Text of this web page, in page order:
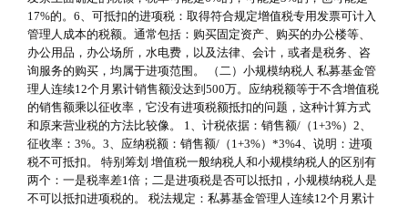
17%的。6、可抵扣的进项税：取得符合规定增值税专用发票可计入
管理人成本的税额。通常包括：购买固定资产、购买的办公楼等、
办公用品，办公场所，水电费，以及法律、会计，或者是税务、咨
询服务的购买，均属于进项范围。 （二）小规模纳税人 私募基金管
理人连续12个月累计销售额没达到500万。应纳税额等于不含增值税
的销售额乘以征收率，它没有进项税额抵扣的问题，这种计算方式
和原来营业税的方法比较像。 1、计税依据：销售额/（1+3%）2、
征收率：3%。3、应纳税额：销售额/（1+3%）*3%4、说明：进项
税不可抵扣。 特别筹划 增值税一般纳税人和小规模纳税人的区别有
两个：一是税率差1倍；二是进项税是否可以抵扣，小规模纳税人是
不可以抵扣进项税的。 税法规定：私募基金管理人连续12个月累计